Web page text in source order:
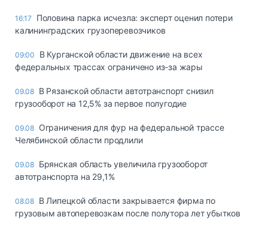
16:17
Половина парка исчезла: эксперт оценил потери
калининградских грузоперевозчиков
09:00
В Курганской области движение на всех
федеральных трассах ограничено из-за жары
09.08 В Рязанской области автотранспорт снизил
грузооборот на 12,5% за первое полугодие
09.08 Ограничения для фур на федеральной трассе
Челябинской области продлили
09.08 Брянская область увеличила грузооборот
автотранспорта на 29,1%
08.08 В Липецкой области закрывается фирма по
грузовым автоперевозкам после полутора лет убытков